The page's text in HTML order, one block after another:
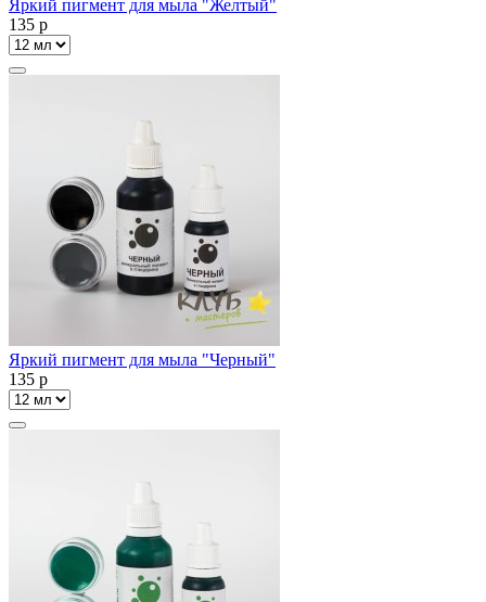
Яркий пигмент для мыла "Желтый"
135 p
Яркий пигмент для мыла "Черный"
135 p